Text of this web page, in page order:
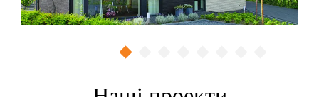
Пластікових дверей.